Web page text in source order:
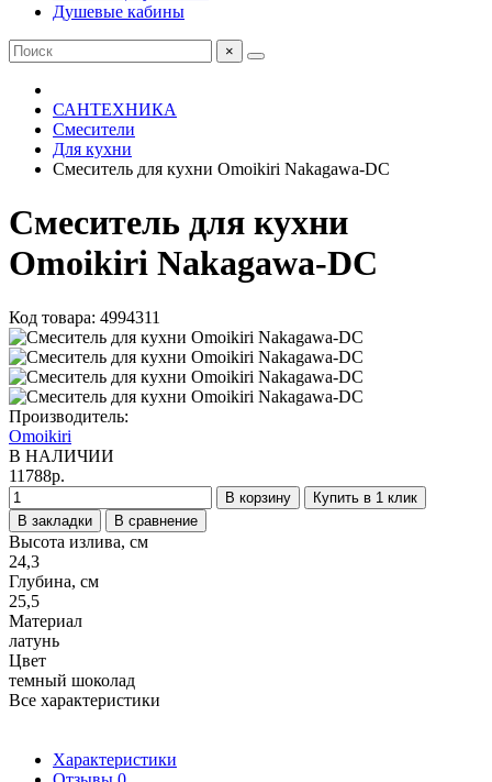
Душевые кабины
×
САНТЕХНИКА
Смесители
Для кухни
Смеситель для кухни Omoikiri Nakagawa-DC
Смеситель для кухни
Omoikiri Nakagawa-DC
Код товара: 4994311
Производитель:
Omoikiri
В НАЛИЧИИ
11788р.
В корзину
Купить в 1 клик
В закладки
В сравнение
Высота излива, см
24,3
Глубина, см
25,5
Материал
латунь
Цвет
темный шоколад
Все характеристики
Характеристики